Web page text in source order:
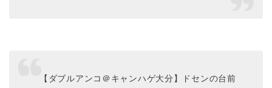
【ダブルアンコ＠キャンハゲ大分】ドセンの台前